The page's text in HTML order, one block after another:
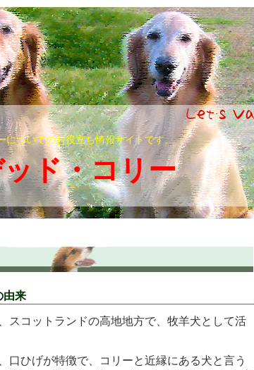
についてのお役立ち情報サイトです。
ド・コリー
由来
スコットランドの高地地方で、牧羊犬として活
口ひげが特徴で、コリーと近縁にある犬と言う